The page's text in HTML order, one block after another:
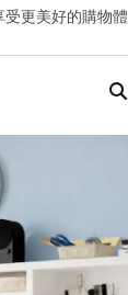
受更美好的購物體